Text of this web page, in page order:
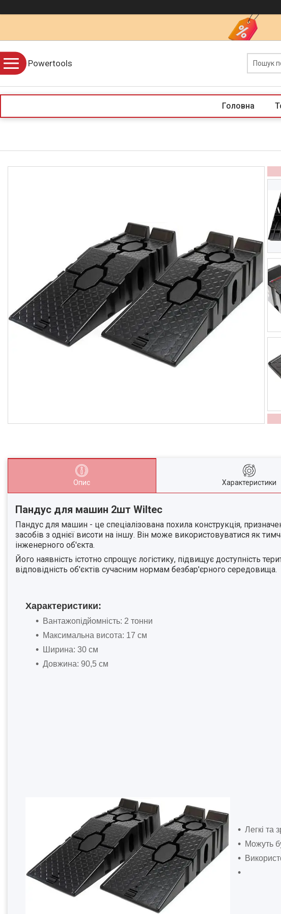
Powertools
Головна
Опис Характеристики
Пандус для машин 2шт Wiltec
Пандус для машин - це спеціалізована похила конструкція,
засобів з однієї висоти на іншу. Він може використовуватися як
інженерного об'єкта.
Його наявність істотно спрощує логістику, підвищує доступність
відповідність об'єктів сучасним нормам безбар'єрного середовища.
Характеристики:
Вантажопідйомність: 2 тонни
Максимальна висота: 17 см
Ширина: 30 см
Довжина: 90,5 см
Легкі та
Можуть